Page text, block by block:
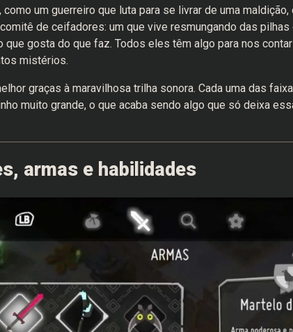
um guerreiro que luta para se livrar de uma
de ceifadores: um que vive resmungando das
que gosta do que faz. Todos eles têm algo para nos
mistérios.
graças à maravilhosa trilha sonora. Cada uma das
muito grande, o que acaba sendo algo que só deixa
armas e habilidades